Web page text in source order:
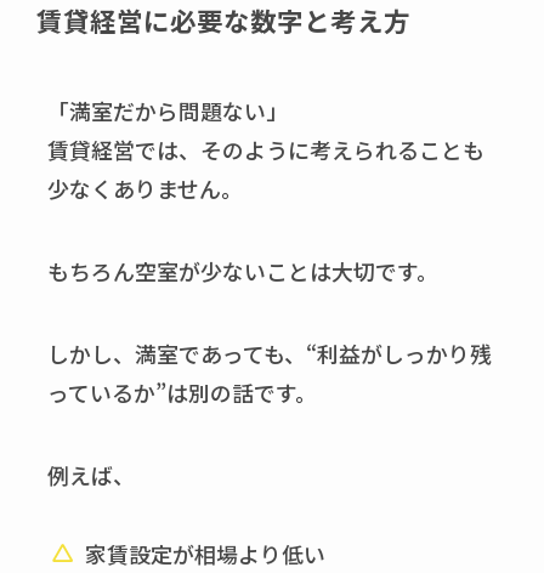
賃貸経営に必要な数字と考え方
「満室だから問題ない」
賃貸経営では、そのように考えられることも
少なくありません。
もちろん空室が少ないことは大切です。
しかし、満室であっても、“利益がしっかり残
っているか”は別の話です。
例えば、
家賃設定が相場より低い